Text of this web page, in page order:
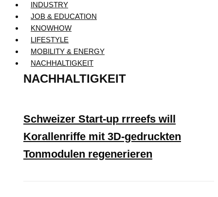
INDUSTRY
JOB & EDUCATION
KNOWHOW
LIFESTYLE
MOBILITY & ENERGY
NACHHALTIGKEIT
NACHHALTIGKEIT
Schweizer Start-up rrreefs will
Korallenriffe mit 3D-gedruckten
Tonmodulen regenerieren